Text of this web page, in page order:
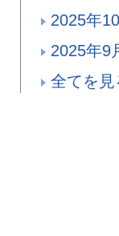
2025年
2025年9
全てを見